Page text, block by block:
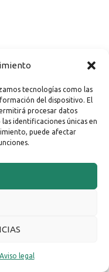
tecnologías como las
del dispositivo. El
procesar datos
identificaciones únicas en
puede afectar
legal